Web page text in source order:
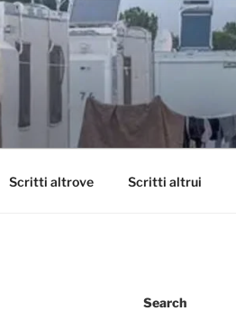
Scritti altrove Scritti altrui
Search